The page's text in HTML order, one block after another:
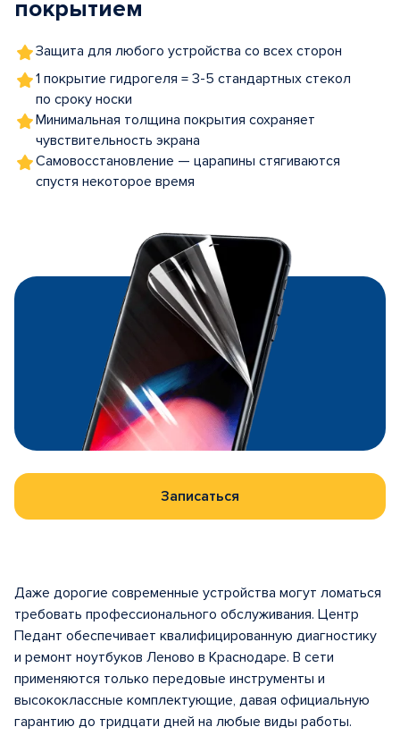
покрытием
Защита для любого устройства со всех сторон
1 покрытие гидрогеля = 3-5 стандартных стекол
по сроку носки
Минимальная толщина покрытия сохраняет
чувствительность экрана
Самовосстановление — царапины стягиваются
спустя некоторое время
Записаться
Даже дорогие современные устройства могут ломаться
требовать профессионального обслуживания. Центр
Педант обеспечивает квалифицированную диагностику
и ремонт ноутбуков Леново в Краснодаре. В сети
применяются только передовые инструменты и
высококлассные комплектующие, давая официальную
гарантию до тридцати дней на любые виды работы.